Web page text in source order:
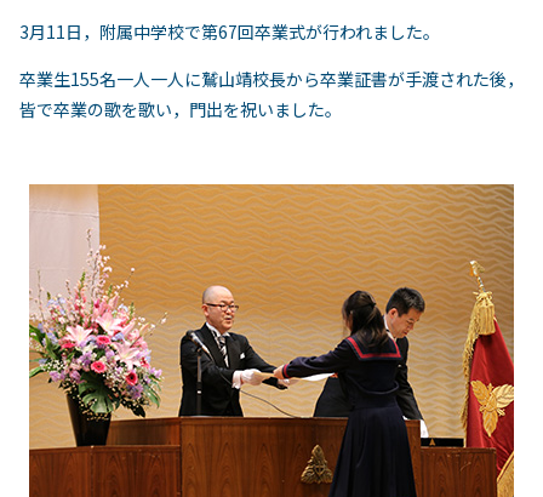
3月11日，附属中学校で第67回卒業式が行われました。
卒業生155名一人一人に鷲山靖校長から卒業証書が手渡された後，
皆で卒業の歌を歌い，門出を祝いました。